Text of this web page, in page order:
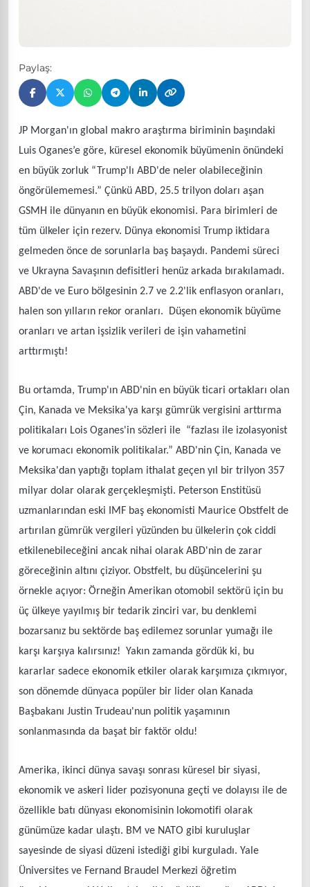
Paylaş:
JP Morgan'ın global makro araştırma biriminin başındaki
Luis Oganes’e göre, küresel ekonomik büyümenin önündeki
en büyük zorluk “Trump'lı ABD'de neler olabileceğinin
öngörülememesi.” Çünkü ABD, 25.5 trilyon doları aşan
GSMH ile dünyanın en büyük ekonomisi. Para birimleri de
tüm ülkeler için rezerv. Dünya ekonomisi Trump iktidara
gelmeden önce de sorunlarla baş başaydı. Pandemi süreci
ve Ukrayna Savaşının defisitleri henüz arkada bırakılamadı.
ABD'de ve Euro bölgesinin 2.7 ve 2.2'lik enflasyon oranları,
halen son yılların rekor oranları. Düşen ekonomik büyüme
oranları ve artan işsizlik verileri de işin vahametini
arttırmıştı!
Bu ortamda, Trump'ın ABD'nin en büyük ticari ortakları olan
Çin, Kanada ve Meksika'ya karşı gümrük vergisini arttırma
politikaları Lois Oganes'in sözleri ile “fazlası ile izolasyonist
ve korumacı ekonomik politikalar.” ABD'nin Çin, Kanada ve
Meksika'dan yaptığı toplam ithalat geçen yıl bir trilyon 357
milyar dolar olarak gerçekleşmişti. Peterson Enstitüsü
uzmanlarından eski IMF baş ekonomisti Maurice Obstfelt de
artırılan gümrük vergileri yüzünden bu ülkelerin çok ciddi
etkilenebileceğini ancak nihai olarak ABD'nin de zarar
göreceğinin altını çiziyor. Obstfelt, bu düşüncelerini şu
örnekle açıyor: Örneğin Amerikan otomobil sektörü için bu
üç ülkeye yayılmış bir tedarik zinciri var, bu denklemi
bozarsanız bu sektörde baş edilemez sorunlar yumağı ile
karşı karşıya kalırsınız! Yakın zamanda gördük ki, bu
kararlar sadece ekonomik etkiler olarak karşımıza çıkmıyor,
son dönemde dünyaca popüler bir lider olan Kanada
Başbakanı Justin Trudeau'nun politik yaşamının
sonlanmasında da başat bir faktör oldu!
Amerika, ikinci dünya savaşı sonrası küresel bir siyasi,
ekonomik ve askeri lider pozisyonuna geçti ve dolayısı ile de
özellikle batı dünyası ekonomisinin lokomotifi olarak
günümüze kadar ulaştı. BM ve NATO gibi kuruluşlar
sayesinde de siyasi düzeni istediği gibi kurguladı. Yale
Üniversites ve Fernand Braudel Merkezi öğretim